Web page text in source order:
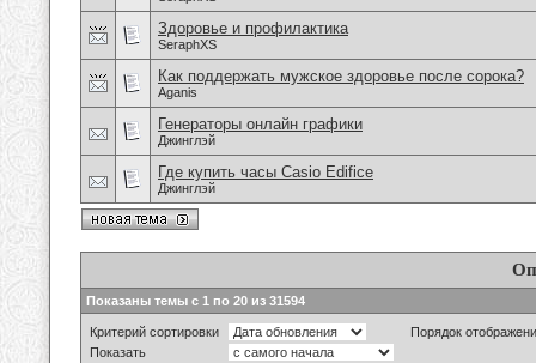
Здоровье и профилактика
SeraphXS
Как поддержать мужское здоровье после сорока?
Aganis
Генераторы онлайн графики
Джинглэй
Где купить часы Casio Edifice
Джинглэй
Показаны темы с 1 по 20 из 31594
Критерий сортировки
Порядок
Показать